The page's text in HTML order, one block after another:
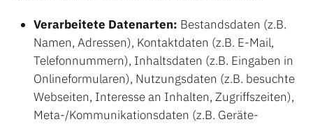
Verarbeitete Datenarten: Bestandsdaten (z.B.
Namen, Adressen), Kontaktdaten (z.B. E-Mail,
Telefonnummern), Inhaltsdaten (z.B. Eingaben in
Onlineformularen), Nutzungsdaten (z.B. besuchte
Webseiten, Interesse an Inhalten, Zugriffszeiten),
Meta-/Kommunikationsdaten (z.B. Geräte-